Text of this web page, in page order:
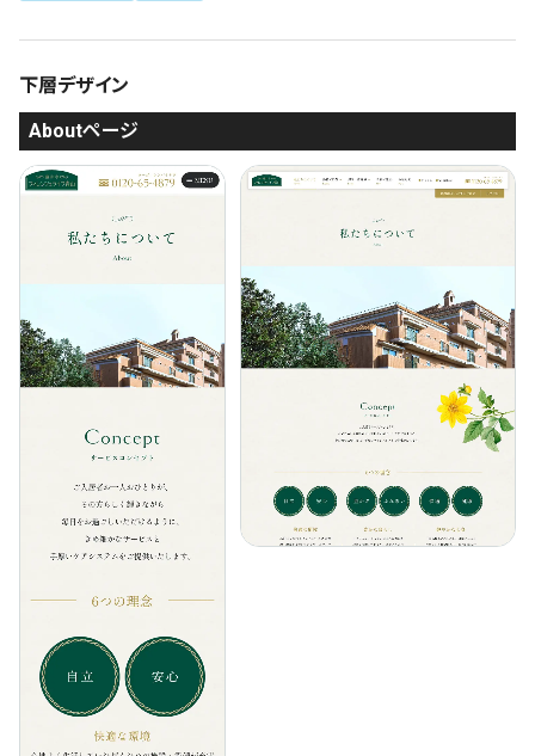
下層デザイン
Aboutページ